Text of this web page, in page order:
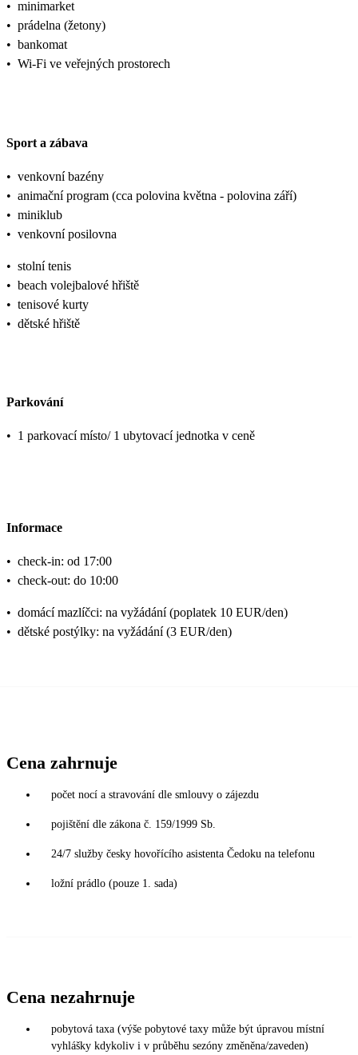
• minimarket
• prádelna (žetony)
• bankomat
• Wi-Fi ve veřejných prostorech
Sport a zábava
• venkovní bazény
• animační program (cca polovina května - polovina září)
• miniklub
• venkovní posilovna
• stolní tenis
• beach volejbalové hřiště
• tenisové kurty
• dětské hřiště
Parkování
• 1 parkovací místo/ 1 ubytovací jednotka v ceně
Informace
• check-in: od 17:00
• check-out: do 10:00
• domácí mazlíčci: na vyžádání (poplatek 10 EUR/den)
• dětské postýlky: na vyžádání (3 EUR/den)
Cena zahrnuje
počet nocí a stravování dle smlouvy o zájezdu
pojištění dle zákona č. 159/1999 Sb.
24/7 služby česky hovořícího asistenta Čedoku na telefonu
ložní prádlo (pouze 1. sada)
Cena nezahrnuje
pobytová taxa (výše pobytové taxy může být úpravou místní
vyhlášky kdykoliv i v průběhu sezóny změněna/zaveden)